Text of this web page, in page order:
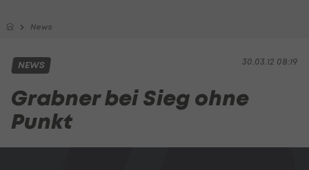
News
30.03.12 08:19
NEWS
Grabner bei Sieg ohne
Punkt